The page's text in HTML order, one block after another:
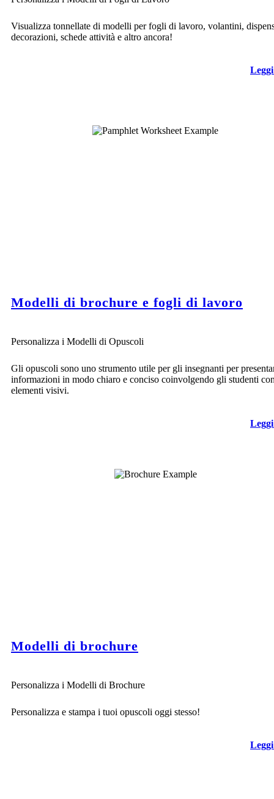
Visualizza tonnellate di modelli per fogli di lavoro, volantini,
decorazioni, schede attività e altro ancora!
Modelli di brochure e fogli di lavoro
Personalizza i Modelli di Opuscoli
Gli opuscoli sono uno strumento utile per gli insegnanti per
informazioni in modo chiaro e conciso coinvolgendo gli studenti
elementi visivi.
Modelli di brochure
Personalizza i Modelli di Brochure
Personalizza e stampa i tuoi opuscoli oggi stesso!